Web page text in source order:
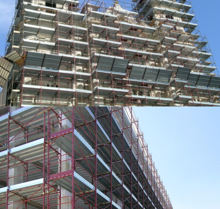
Ponteggio a perni per la costruzione di edificio
Attacco a perni per correnti e diagonali